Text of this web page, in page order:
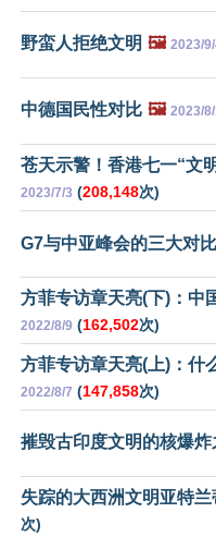
野蛮人拒绝文明 🖼️ 2023/
中德国民性对比 🖼️ 2023/
苍天示警！香港七一“文
2023/7/3 (208,148次)
G7与中亚峰会的三大对比
方菲专访章天亮(下)：中
2022/8/9 (162,502次)
方菲专访章天亮(上)：什
2022/8/7 (147,858次)
摧毁古印度文明的核爆炸
失踪的大西洲文明亚特
次)